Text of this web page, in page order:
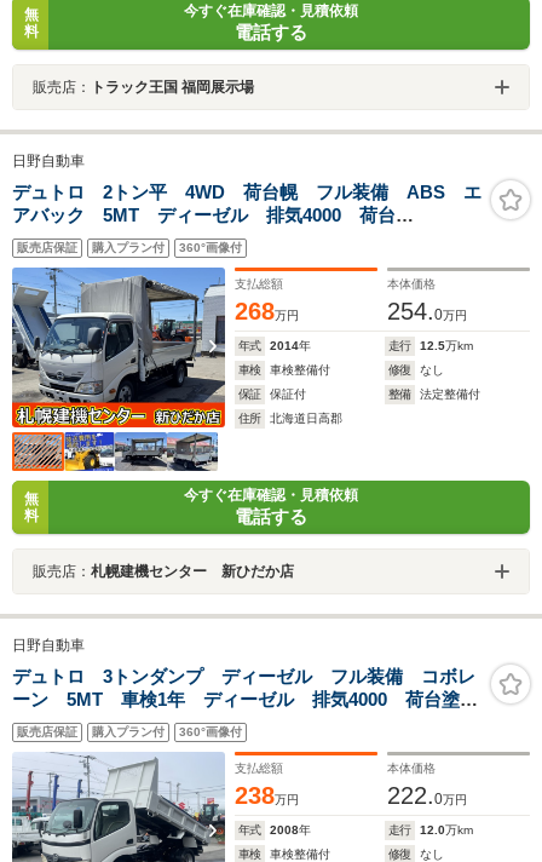
無
料
今すぐ在庫確認・見積依頼
電話する
販売店： トラック王国 福岡展示場
日野自動車
デュトロ 2トン平 4WD 荷台幌 フル装備 ABS エ
アバック 5MT ディーゼル 排気4000 荷台
3m49cm×1m78cm×1m97cm(幌高さ) 検1年
販売店保証 購入プラン付 360°画像付
支払総額
268万円
本体価格
254.0万円
年式 2014年 走行 12.5万km
車検
車検整備付 修復
なし
保証
保証付 整備
法定整備付
住所
北海道日高郡
無
料
今すぐ在庫確認・見積依頼
電話する
販売店： 札幌建機センター 新ひだか店
日野自動車
デュトロ 3トンダンプ ディーゼル フル装備 コボレ
ーン 5MT 車検1年 ディーゼル 排気4000 荷台塗装
済み
販売店保証 購入プラン付 360°画像付
支払総額
238万円
本体価格
222.0万円
年式 2008年 走行 12.0万km
車検
車検整備付 修復
なし